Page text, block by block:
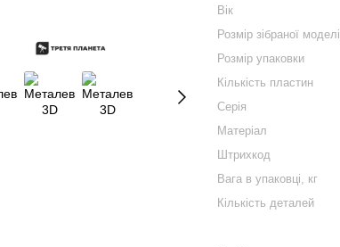
Вік
Розмір зібраної моделі
Розмір упаковки
Кількість пластин
Серія
Матеріал
Штрихкод
Вага в упаковці, кг
Кількість деталей